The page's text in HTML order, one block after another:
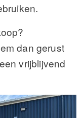
dan gerust
vrijblijvend